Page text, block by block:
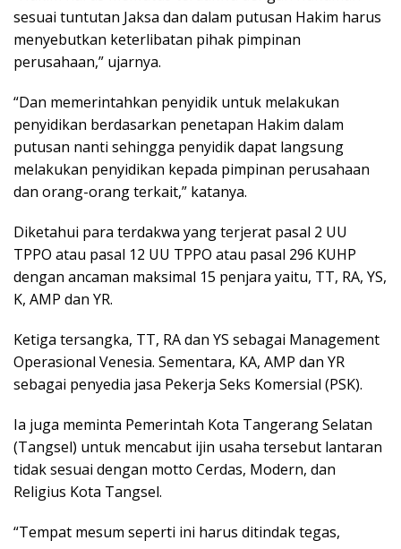
sesuai tuntutan Jaksa dan dalam putusan Hakim harus
menyebutkan keterlibatan pihak pimpinan
perusahaan,” ujarnya.
“Dan memerintahkan penyidik untuk melakukan
penyidikan berdasarkan penetapan Hakim dalam
putusan nanti sehingga penyidik dapat langsung
melakukan penyidikan kepada pimpinan perusahaan
dan orang-orang terkait,” katanya.
Diketahui para terdakwa yang terjerat pasal 2 UU
TPPO atau pasal 12 UU TPPO atau pasal 296 KUHP
dengan ancaman maksimal 15 penjara yaitu, TT, RA, YS,
K, AMP dan YR.
Ketiga tersangka, TT, RA dan YS sebagai Management
Operasional Venesia. Sementara, KA, AMP dan YR
sebagai penyedia jasa Pekerja Seks Komersial (PSK).
Ia juga meminta Pemerintah Kota Tangerang Selatan
(Tangsel) untuk mencabut ijin usaha tersebut lantaran
tidak sesuai dengan motto Cerdas, Modern, dan
Religius Kota Tangsel.
“Tempat mesum seperti ini harus ditindak tegas,